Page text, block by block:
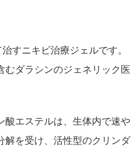
すニキビ治療ジェルです。
むダラシンのジェネリック医
酸エステルは、生体内で速や
解を受け、活性型のクリンダ